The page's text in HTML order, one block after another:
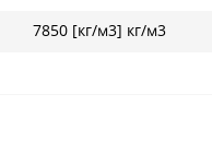
7850 [кг/м3] кг/м3